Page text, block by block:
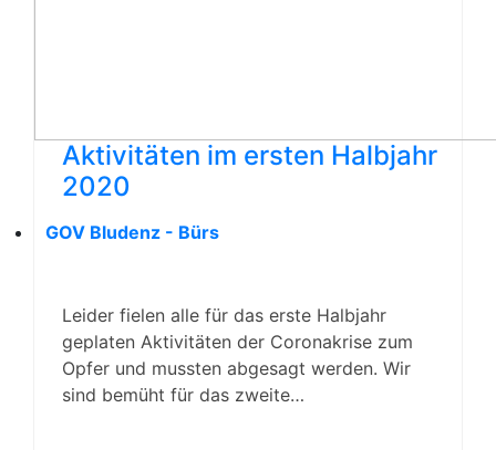
Aktivitäten im ersten Halbjahr
2020
GOV Bludenz - Bürs
Leider fielen alle für das erste Halbjahr
geplaten Aktivitäten der Coronakrise zum
Opfer und mussten abgesagt werden. Wir
sind bemüht für das zweite…